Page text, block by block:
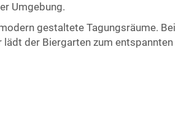
Umgebung.
gestaltete Tagungsräume. Bei
lädt der Biergarten zum entspannten